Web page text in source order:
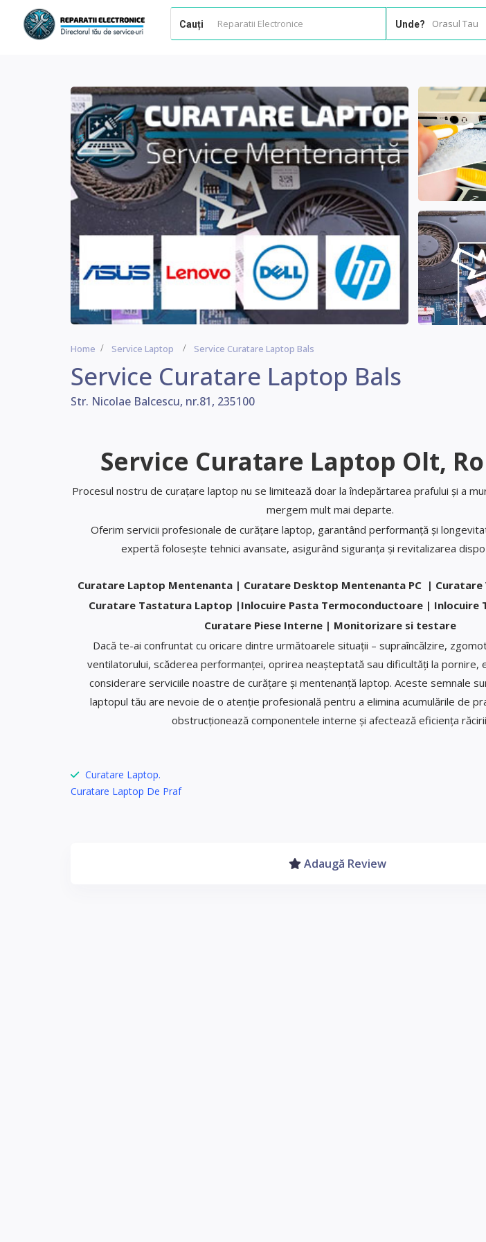
Cauți Unde? Orasul Tau
Home Service Laptop Service Curatare Laptop Bals
Service Curatare Laptop Bals
Str. Nicolae Balcescu, nr.81, 235100
Service Curatare Laptop Olt,
Procesul nostru de curațare laptop nu se limitează doar la îndepărtarea prafului și a
mergem mult mai departe.
Oferim servicii profesionale de curățare laptop, garantând performanță și
expertă folosește tehnici avansate, asigurând siguranța și revitalizarea
Curatare Laptop Mentenanta | Curatare Desktop Mentenanta PC |
Curatare Tastatura Laptop |Inlocuire Pasta Termoconductoare | Inlocuire
Curatare Piese Interne | Monitorizare si testare
Dacă te-ai confruntat cu oricare dintre următoarele situații – supraîncălzire,
ventilatorului, scăderea performanței, oprirea neașteptată sau dificultăți la pornire,
considerare serviciile noastre de curățare și mentenanță laptop. Aceste semnale
laptopul tău are nevoie de o atenție profesională pentru a elimina acumulările de
obstrucționează componentele interne și afectează eficiența
Curatare Laptop.
Curatare Laptop De Praf
Adaugă Review